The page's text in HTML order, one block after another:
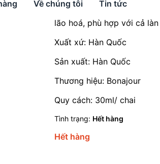
Về chúng tôi Tin tức
gốc hoa hồng Damask
lão hoá, phù hợp với cả
Xuất xứ: Hàn Quốc
Sản xuất: Hàn Quốc
Thương hiệu: Bonajour
Quy cách: 30ml/ chai
Tình trạng: Hết hàng
Hết hàng